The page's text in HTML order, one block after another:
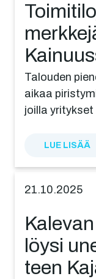
Talouden
aikaa
joilla
LUE LISÄÄ
21.10.2025
löysi
teen